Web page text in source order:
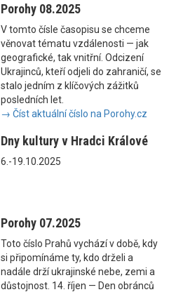
Porohy 08.2025
V tomto čísle časopisu se chceme
věnovat tématu vzdálenosti — jak
geografické, tak vnitřní. Odcizení
Ukrajinců, kteří odjeli do zahraničí, se
stalo jedním z klíčových zážitků
posledních let.
→ Číst aktuální číslo na Porohy.cz
Dny kultury v Hradci Králové
6.-19.10.2025
Porohy 07.2025
Toto číslo Prahů vychází v době, kdy
si připomínáme ty, kdo drželi a
nadále drží ukrajinské nebe, zemi a
důstojnost. 14. říjen — Den obránců